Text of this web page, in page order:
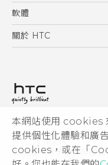
本網站使用 cookies
提供個性化體驗和廣
cookies，或在「
訂單管理
付款方式
到府收送維修服務
服務中心資訊
客戶服務佈告欄
軟體
應用程式
HTC Sync Manager
關於 HTC
投資人
隱私權政策
產品安全性
© 2011-2026 HTC
HTC 法律文件
宏達國際電子股份有限